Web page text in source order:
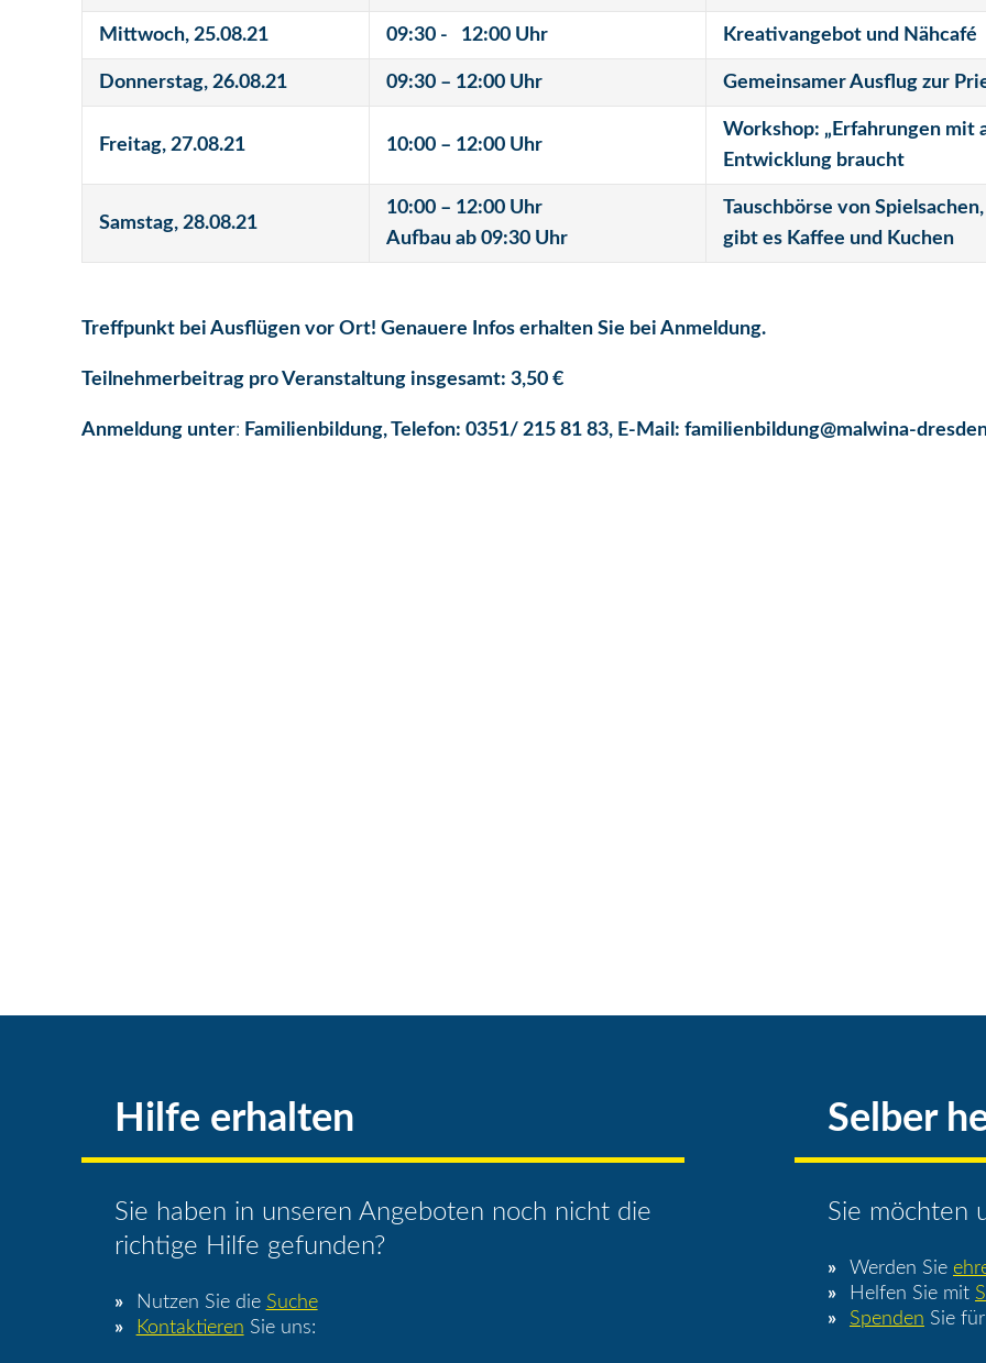
Mittwoch, 25.08.21 09:30 - 12:00 Uhr Kreativangebot und Nähcafé
Donnerstag, 26.08.21 09:30 – 12:00 Uhr Gemeinsamer Ausflug zur
Freitag, 27.08.21 10:00 – 12:00 Uhr
Workshop: „Erfahrungen mit
Entwicklung braucht
Samstag, 28.08.21
10:00 – 12:00 Uhr
Aufbau ab 09:30 Uhr
Tauschbörse von
gibt es Kaffee und Kuchen
Treffpunkt bei Ausflügen vor Ort! Genauere Infos erhalten Sie bei Anmeldung.
Teilnehmerbeitrag pro Veranstaltung insgesamt: 3,50 €
Anmeldung unter: Familienbildung, Telefon: 0351/ 215 81 83, E-Mail: familienbildung@malwina-
Hilfe erhalten
Sie haben in unseren Angeboten noch nicht die
richtige Hilfe gefunden?
Nutzen Sie die Suche
Kontaktieren Sie uns:
Selber
Sie möchten
Werden Sie
Helfen Sie mit
Spenden Sie